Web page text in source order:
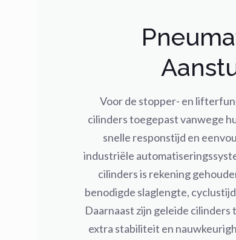
Voor de stopper- en
cilinders toegepast vanwege
snelle responstijd en
industriële
cilinders is rekening
benodigde slaglengte,
Daarnaast zijn geleide
extra stabiliteit en